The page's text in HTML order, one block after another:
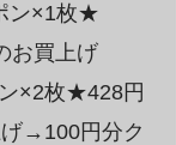
ン×1枚★
お買上げ
×2枚★428円
→100円分ク